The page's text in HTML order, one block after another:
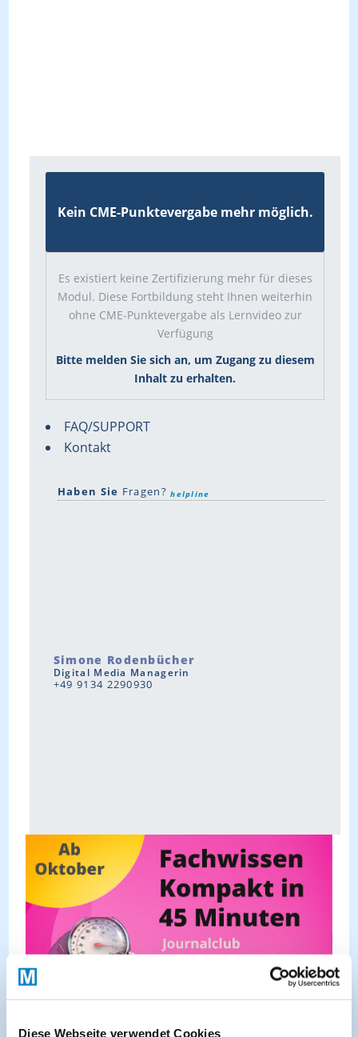
Diese Webseite verwendet Cookies
Kein CME-Punktevergabe mehr möglich.
Es existiert keine Zertifizierung mehr für dieses
Modul. Diese Fortbildung steht Ihnen weiterhin
ohne CME-Punktevergabe als Lernvideo zur
Verfügung
Bitte melden Sie sich an, um Zugang zu diesem
Inhalt zu erhalten.
FAQ/SUPPORT
Kontakt
Haben Sie Fragen?helpline
Simone Rodenbücher
Digital Media Managerin
+49 9134 2290930